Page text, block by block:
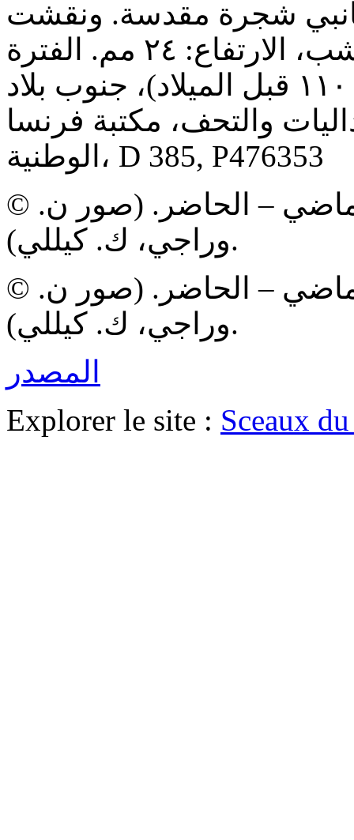
شجرة مقدسة. ونقشت
أيضاً نجمتين وصليب. المادة: يشب، الارتفاع: ٢٤ مم. الفترة
البابلية الوسيطة (١٤٠٠-١١٠٠ قبل الميلاد)، جنوب بلاد
والتحف، مكتبة فرنسا
الوطنية، D 385, P476353
© مكتبة فرنسا الوطنية، لابكس: الماضي – الحاضر. (صور ن.
وراجي، ك. كيللي).
© مكتبة فرنسا الوطنية، لابكس: الماضي – الحاضر. (صور ن.
وراجي، ك. كيللي).
المصدر
Explorer le site : Sceaux